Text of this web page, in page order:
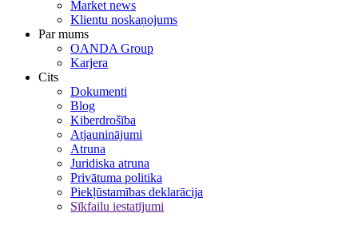
Market news
Klientu noskaņojums
Par mums
OANDA Group
Karjera
Cits
Dokumenti
Blog
Kiberdrošība
Atjauninājumi
Atruna
Juridiska atruna
Privātuma politika
Piekļūstamības deklarācija
Sīkfailu iestatījumi